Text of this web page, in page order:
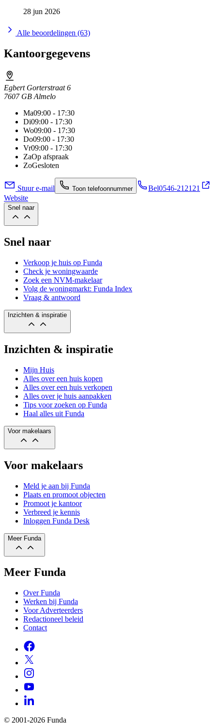
28 jun 2026
Alle beoordelingen (63)
Kantoorgegevens
Egbert Gorterstraat 6
7607 GB Almelo
Ma09:00 - 17:30
Di09:00 - 17:30
Wo09:00 - 17:30
Do09:00 - 17:30
Vr09:00 - 17:30
ZaOp afspraak
ZoGesloten
Stuur e-mail Toon telefoonnummer Bel0546-212121
Website
Snel naar
Snel naar
Verkoop je huis op Funda
Check je woningwaarde
Zoek een NVM-makelaar
Volg de woningmarkt: Funda Index
Vraag & antwoord
Inzichten & inspiratie
Inzichten & inspiratie
Mijn Huis
Alles over een huis kopen
Alles over een huis verkopen
Alles over je huis aanpakken
Tips voor zoeken op Funda
Haal alles uit Funda
Voor makelaars
Voor makelaars
Meld je aan bij Funda
Plaats en promoot objecten
Promoot je kantoor
Verbreed je kennis
Inloggen Funda Desk
Meer Funda
Meer Funda
Over Funda
Werken bij Funda
Voor Adverteerders
Redactioneel beleid
Contact
© 2001-2026 Funda